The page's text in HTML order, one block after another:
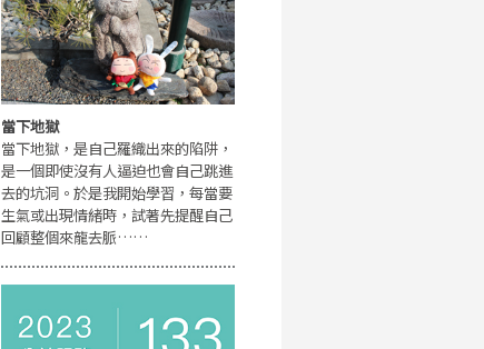
當下地獄
當下地獄，是自己羅織出來的陷阱，
是一個即使沒有人逼迫也會自己跳進
去的坑洞。於是我開始學習，每當要
生氣或出現情緒時，試著先提醒自己
回顧整個來龍去脈……